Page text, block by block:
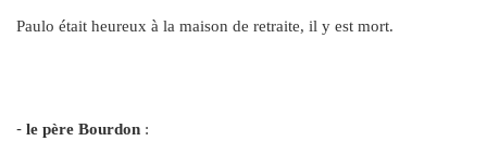
Paulo était heureux à la maison de retraite, il y est mort.
- le père Bourdon :